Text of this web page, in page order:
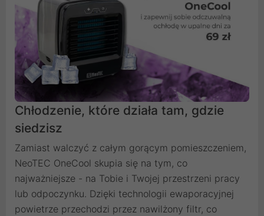
Chłodzenie, które działa tam, gdzie
siedzisz
Zamiast walczyć z całym gorącym pomieszczeniem,
NeoTEC OneCool skupia się na tym, co
najważniejsze - na Tobie i Twojej przestrzeni pracy
lub odpoczynku. Dzięki technologii ewaporacyjnej
powietrze przechodzi przez nawilżony filtr, co